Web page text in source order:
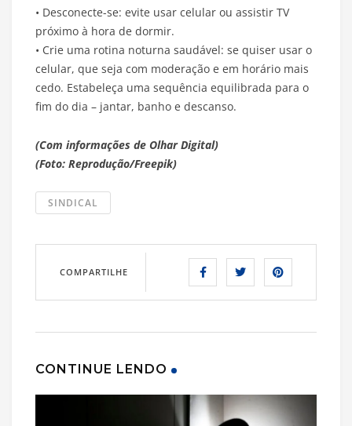
• Desconecte-se: evite usar celular ou assistir TV
próximo à hora de dormir.
• Crie uma rotina noturna saudável: se quiser usar o
celular, que seja com moderação e em horário mais
cedo. Estabeleça uma sequência equilibrada para o
fim do dia – jantar, banho e descanso.
(Com informações de Olhar Digital)
(Foto: Reprodução/Freepik)
SINDICAL
COMPARTILHE
CONTINUE LENDO